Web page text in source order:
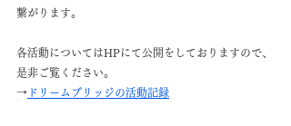
繋がります。
各活動についてはHPにて公開をしておりますので、
是非ご覧ください。
→ ドリームブリッジの活動記録